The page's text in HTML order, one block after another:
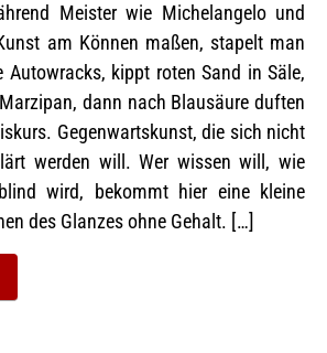
Meister wie Michelangelo und
am Können maßen, stapelt man
Autowracks, kippt roten Sand in Säle,
dann nach Blausäure duften
Gegenwartskunst, die sich nicht
werden will. Wer wissen will, wie
wird, bekommt hier eine kleine
des Glanzes ohne Gehalt. […]